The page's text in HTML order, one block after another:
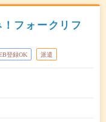
フォークリフ
登録OK 派遣